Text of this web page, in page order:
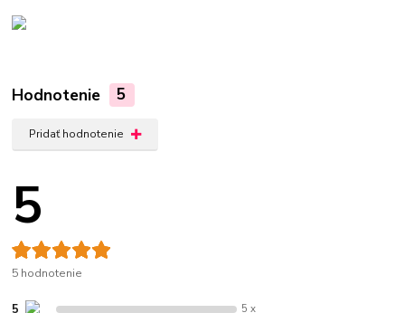
Hodnotenie 5
Pridať hodnotenie
5
5 hodnotenie
5 5 x